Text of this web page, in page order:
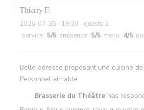
ThierryF
2026-07-28 - 19:30 - guests 2
service : 5/5 ambience : 5/5 menu : 4/5
Belle adresse proposant une cuisine
Personnel aimable.
Brasserie du Théâtre has